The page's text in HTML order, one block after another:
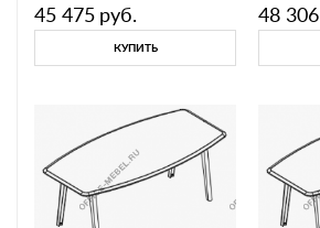
45 475 руб.
КУПИТЬ
48 306